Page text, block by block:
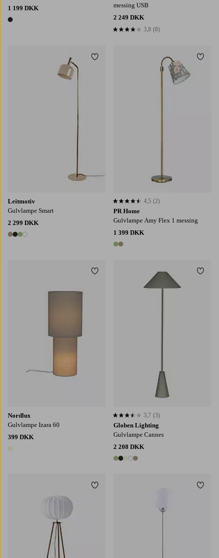
1 199 DKK
1 farve
messing USB
2 249 DKK
3,8 baseret på 8 bedømmelser
3,8 (8)
Leitmotiv
Gulvlampe Smart
2 299 DKK
4 farver
Tilføj til favoritter
PR Home
Gulvlampe Amy Flex 1 messing
1 399 DKK
2 farver
4,5 baseret på 2 bedømmelser
4,5 (2)
Nordlux
Gulvlampe Izara 60
399 DKK
1 farve
Tilføj til favoritter
Globen Lighting
Gulvlampe Cannes
2 208 DKK
5 farver
3,7 baseret på 3 bedømmelser
3,7 (3)
Tilføj til favoritter